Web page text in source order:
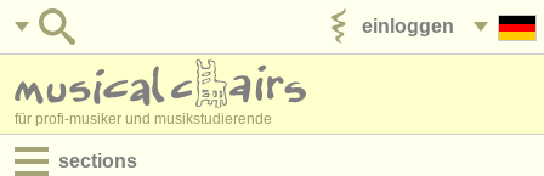
einloggen
für profi-musiker und musikstudierende
sections